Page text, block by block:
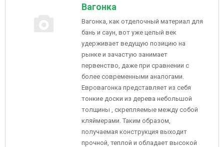
Вагонка
Вагонка, как отделочный материал для
бань и саун, вот уже целый век
удерживает ведущую позицию на
рынке и зачастую занимает
первенство, даже при сравнении с
более современными аналогами.
Евровагонка представляет из себя
тонкие доски из дерева небольшой
толщины , скрепляемые между собой
кляймерами. Таким образом,
получаемая конструкция выходит
прочной, теплой и обладает высокой